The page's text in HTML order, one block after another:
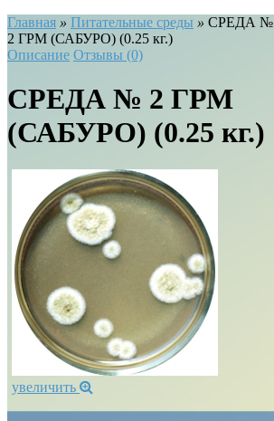
Главная » Питательные среды » СРЕДА №
2 ГРМ (САБУРО) (0.25 кг.)
Описание Отзывы (0)
СРЕДА № 2 ГРМ
(САБУРО) (0.25 кг.)
увеличить